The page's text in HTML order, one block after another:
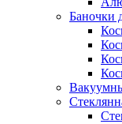
Баночки